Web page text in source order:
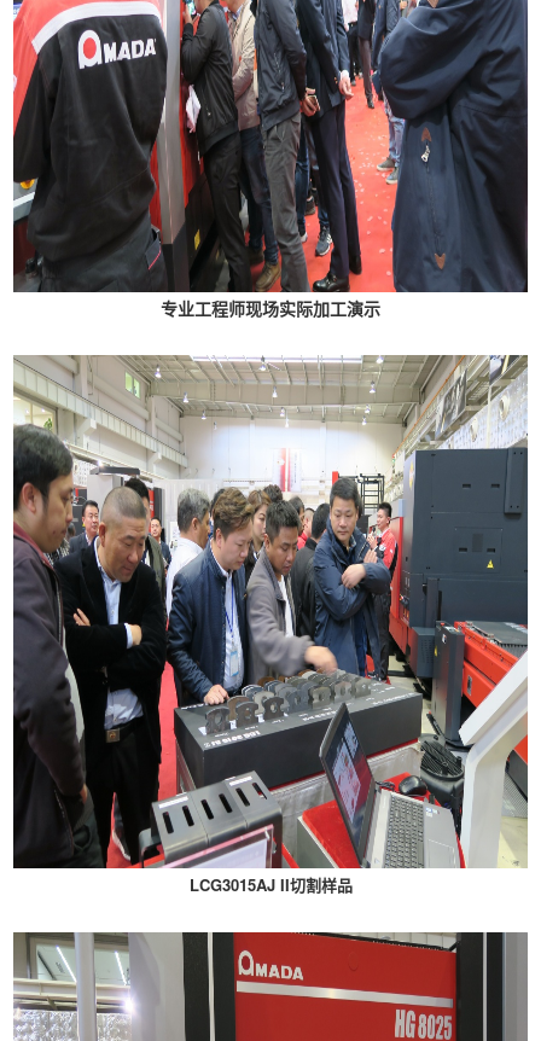
专业工程师现场实际加工演示
LCG3015AJ II切割样品